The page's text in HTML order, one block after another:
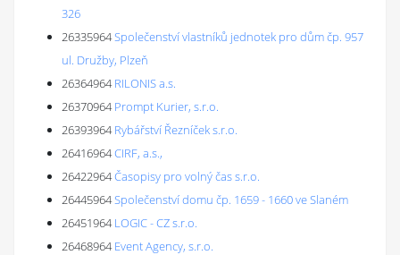
326
26335964Společenství vlastníků jednotek pro dům čp. 957
ul. Družby, Plzeň
26364964 RILONIS a.s.
26370964 Prompt Kurier, s.r.o.
26393964 Rybářství Řezníček s.r.o.
26416964CIRF, a.s.,
26422964Časopisy pro volný čas s.r.o.
26445964Společenství domu čp. 1659 - 1660 ve Slaném
26451964 LOGIC - CZ s.r.o.
26468964 Event Agency, s.r.o.